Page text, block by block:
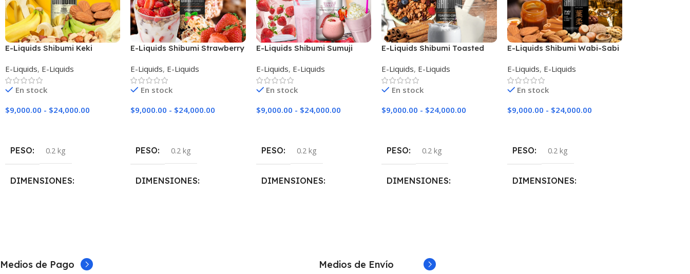
E-Liquids Shibumi Keki
E-Liquids, E-Liquids
En stock
$9,000.00 - $24,000.00
PESO 0.2 kg
DIMENSIONES
0mg,3mg, 6mg
E-Liquids Shibumi Strawberry
E-Liquids, E-Liquids
En stock
$9,000.00 - $24,000.00
PESO 0.2 kg
DIMENSIONES
E-Liquids Shibumi Sumuji
E-Liquids, E-Liquids
En stock
$9,000.00 - $24,000.00
PESO 0.2 kg
DIMENSIONES
E-Liquids Shibumi Toasted
E-Liquids, E-Liquids
En stock
$9,000.00 - $24,000.00
PESO 0.2 kg
DIMENSIONES
0mg , 6mg
E-Liquids Shibumi Wabi-Sabi
E-Liquids, E-Liquids
En stock
$9,000.00 - $24,000.00
PESO 0.2 kg
DIMENSIONES
Medios de Pago Medios de Envío